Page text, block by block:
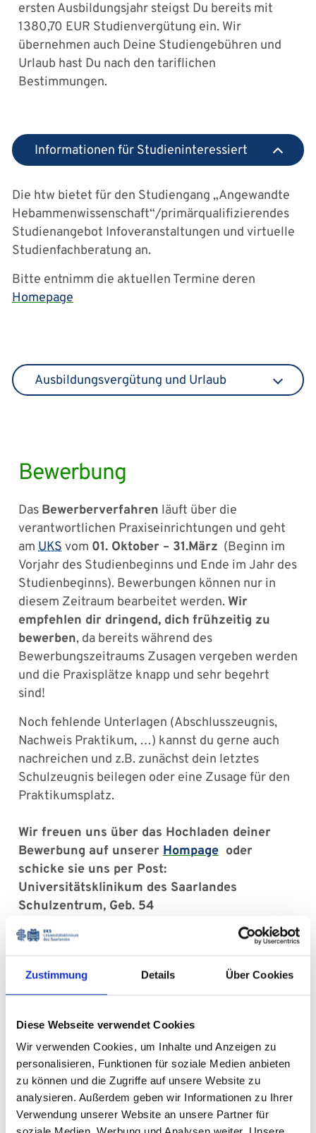
Zustimmung Details Über Cookies
Diese Webseite verwendet Cookies
Wir verwenden Cookies, um Inhalte und Anzeigen zu
personalisieren, Funktionen für soziale Medien anbieten
zu können und die Zugriffe auf unsere Website zu
analysieren. Außerdem geben wir Informationen zu Ihrer
Verwendung unserer Website an unsere Partner für
ersten Ausbildungsjahr steigst Du bereits mit
1380,70 EUR Studienvergütung ein. Wir
übernehmen auch Deine Studiengebühren und
Urlaub hast Du nach den tariflichen
Bestimmungen.
Informationen für Studieninteressiert
Die htw bietet für den Studiengang „Angewandte
Hebammenwissenschaft“/primärqualifizierendes
Studienangebot Infoveranstaltungen und virtuelle
Studienfachberatung an.
Bitte entnimm die aktuellen Termine deren
Homepage
Ausbildungsvergütung und Urlaub
Bewerbung
Das Bewerberverfahren läuft über die
verantwortlichen Praxiseinrichtungen und geht
am UKS vom 01. Oktober – 31.März (Beginn im
Vorjahr des Studienbeginns und Ende im Jahr des
Studienbeginns). Bewerbungen können nur in
diesem Zeitraum bearbeitet werden.Wir
empfehlen dir dringend, dich frühzeitig zu
bewerben, da bereits während des
Bewerbungszeitraums Zusagen vergeben werden
und die Praxisplätze knapp und sehr begehrt
sind!
Noch fehlende Unterlagen (Abschlusszeugnis,
Nachweis Praktikum, …) kannst du gerne auch
nachreichen und z.B. zunächst dein letztes
Schulzeugnis beilegen oder eine Zusage für den
Praktikumsplatz.
Wir freuen uns über das Hochladen deiner
Bewerbung auf unserer Hompage oder
schicke sie uns per Post:
Universitätsklinikum des Saarlandes
Schulzentrum, Geb. 54
66421 Homburg
Vermerk: Bewerbung „Hebamme“
Diese Unterlagen brauchst Du für Deine
Motivationsschreiben
Tabellarischer Lebenslauf
Zeugniskopie Fachhochschulreife oder Abitur
(falls noch nicht vorhanden, gerne auch die
aktuellen Schulzeugnisse) oder der Nachweis